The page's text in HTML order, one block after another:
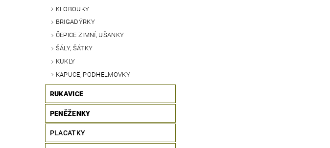
KLOBOUKY
BRIGADÝRKY
ČEPICE ZIMNÍ, UŠANKY
ŠÁLY, ŠÁTKY
KUKLY
KAPUCE, PODHELMOVKY
RUKAVICE
PENĚŽENKY
PLACATKY